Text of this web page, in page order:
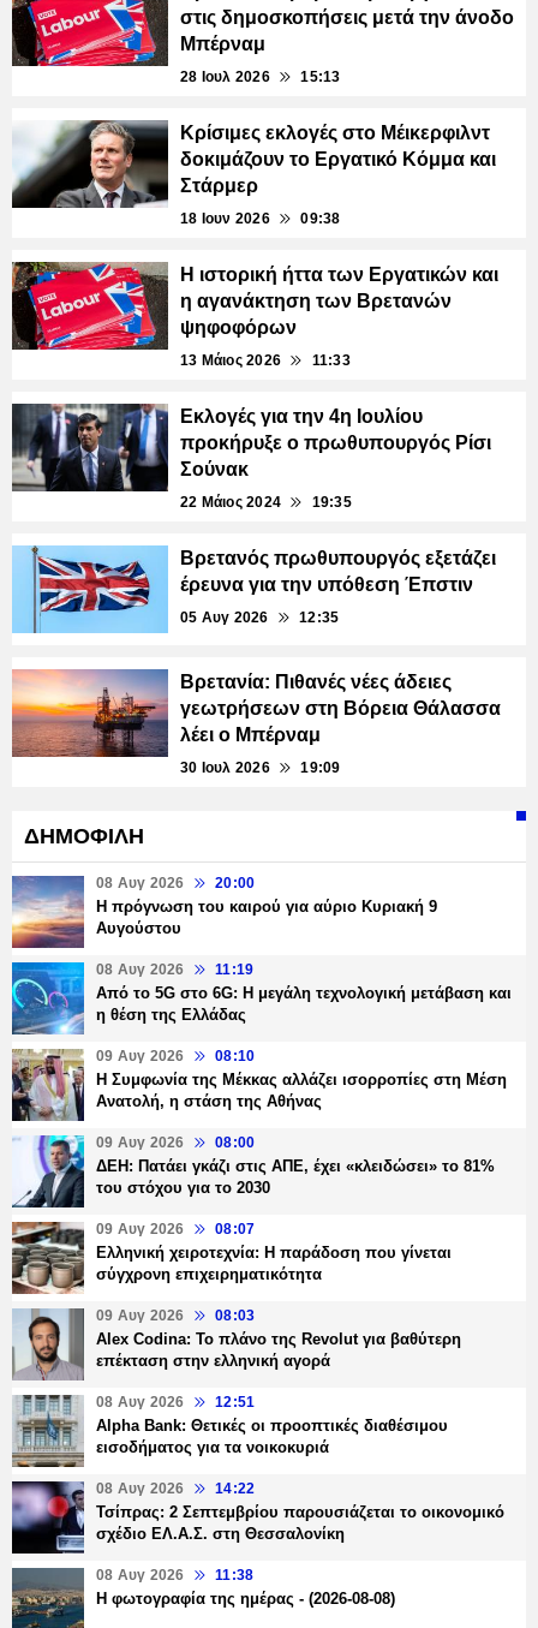
στις δημοσκοπήσεις μετά την άνοδο
Μπέρναμ
28 Ιουλ 2026 15:13
Κρίσιμες εκλογές στο Μέικερφιλντ
δοκιμάζουν το Εργατικό Κόμμα και
Στάρμερ
18 Ιουν 2026 09:38
Η ιστορική ήττα των Εργατικών και
η αγανάκτηση των Βρετανών
ψηφοφόρων
13 Μάιος 2026 11:33
Εκλογές για την 4η Ιουλίου
προκήρυξε ο πρωθυπουργός Ρίσι
Σούνακ
22 Μάιος 2024 19:35
Βρετανός πρωθυπουργός εξετάζει
έρευνα για την υπόθεση Έπστιν
05 Αυγ 2026 12:35
Βρετανία: Πιθανές νέες άδειες
γεωτρήσεων στη Βόρεια Θάλασσα
λέει ο Μπέρναμ
30 Ιουλ 2026 19:09
ΔΗΜΟΦΙΛΗ
08 Αυγ 2026 20:00
Η πρόγνωση του καιρού για αύριο Κυριακή 9
Αυγούστου
08 Αυγ 2026 11:19
Από το 5G στο 6G: Η μεγάλη τεχνολογική μετάβαση και
η θέση της Ελλάδας
09 Αυγ 2026 08:10
Η Συμφωνία της Μέκκας αλλάζει ισορροπίες στη Μέση
Ανατολή, η στάση της Αθήνας
09 Αυγ 2026 08:00
ΔΕΗ: Πατάει γκάζι στις ΑΠΕ, έχει «κλειδώσει» το 81%
του στόχου για το 2030
09 Αυγ 2026 08:07
Ελληνική χειροτεχνία: Η παράδοση που γίνεται
σύγχρονη επιχειρηματικότητα
09 Αυγ 2026 08:03
Alex Codina: Το πλάνο της Revolut για βαθύτερη
επέκταση στην ελληνική αγορά
08 Αυγ 2026 12:51
Alpha Bank: Θετικές οι προοπτικές διαθέσιμου
εισοδήματος για τα νοικοκυριά
08 Αυγ 2026 14:22
Τσίπρας: 2 Σεπτεμβρίου παρουσιάζεται το οικονομικό
σχέδιο ΕΛ.Α.Σ. στη Θεσσαλονίκη
08 Αυγ 2026 11:38
Η φωτογραφία της ημέρας - (2026-08-08)